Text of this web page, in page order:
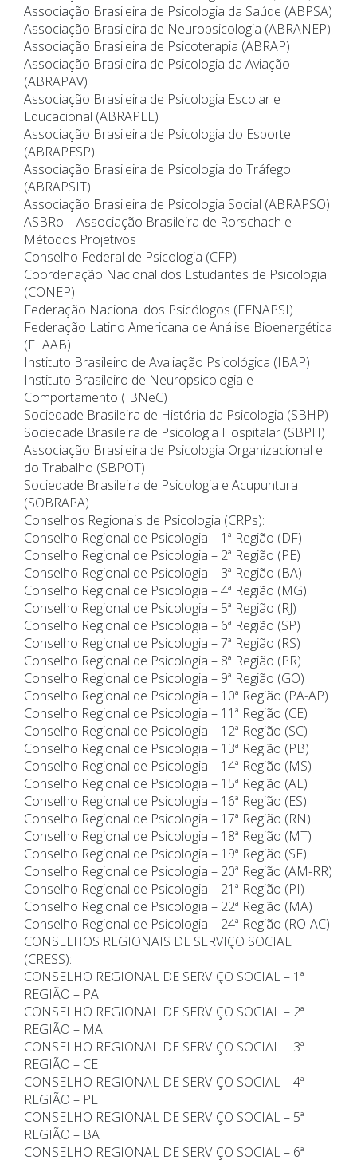
Associação Brasileira de Psicologia da Saúde (ABPSA)
Associação Brasileira de Neuropsicologia (ABRANEP)
Associação Brasileira de Psicoterapia (ABRAP)
Associação Brasileira de Psicologia da Aviação
(ABRAPAV)
Associação Brasileira de Psicologia Escolar e
Educacional (ABRAPEE)
Associação Brasileira de Psicologia do Esporte
(ABRAPESP)
Associação Brasileira de Psicologia do Tráfego
(ABRAPSIT)
Associação Brasileira de Psicologia Social (ABRAPSO)
ASBRo – Associação Brasileira de Rorschach e
Métodos Projetivos
Conselho Federal de Psicologia (CFP)
Coordenação Nacional dos Estudantes de Psicologia
(CONEP)
Federação Nacional dos Psicólogos (FENAPSI)
Federação Latino Americana de Análise Bioenergética
(FLAAB)
Instituto Brasileiro de Avaliação Psicológica (IBAP)
Instituto Brasileiro de Neuropsicologia e
Comportamento (IBNeC)
Sociedade Brasileira de História da Psicologia (SBHP)
Sociedade Brasileira de Psicologia Hospitalar (SBPH)
Associação Brasileira de Psicologia Organizacional e
do Trabalho (SBPOT)
Sociedade Brasileira de Psicologia e Acupuntura
(SOBRAPA)
Conselhos Regionais de Psicologia (CRPs):
Conselho Regional de Psicologia – 1ª Região (DF)
Conselho Regional de Psicologia – 2ª Região (PE)
Conselho Regional de Psicologia – 3ª Região (BA)
Conselho Regional de Psicologia – 4ª Região (MG)
Conselho Regional de Psicologia – 5ª Região (RJ)
Conselho Regional de Psicologia – 6ª Região (SP)
Conselho Regional de Psicologia – 7ª Região (RS)
Conselho Regional de Psicologia – 8ª Região (PR)
Conselho Regional de Psicologia – 9ª Região (GO)
Conselho Regional de Psicologia – 10ª Região (PA-AP)
Conselho Regional de Psicologia – 11ª Região (CE)
Conselho Regional de Psicologia – 12ª Região (SC)
Conselho Regional de Psicologia – 13ª Região (PB)
Conselho Regional de Psicologia – 14ª Região (MS)
Conselho Regional de Psicologia – 15ª Região (AL)
Conselho Regional de Psicologia – 16ª Região (ES)
Conselho Regional de Psicologia – 17ª Região (RN)
Conselho Regional de Psicologia – 18ª Região (MT)
Conselho Regional de Psicologia – 19ª Região (SE)
Conselho Regional de Psicologia – 20ª Região (AM-RR)
Conselho Regional de Psicologia – 21ª Região (PI)
Conselho Regional de Psicologia – 22ª Região (MA)
Conselho Regional de Psicologia – 24ª Região (RO-AC)
CONSELHOS REGIONAIS DE SERVIÇO SOCIAL
(CRESS):
CONSELHO REGIONAL DE SERVIÇO SOCIAL – 1ª
REGIÃO – PA
CONSELHO REGIONAL DE SERVIÇO SOCIAL – 2ª
REGIÃO – MA
CONSELHO REGIONAL DE SERVIÇO SOCIAL – 3ª
REGIÃO – CE
CONSELHO REGIONAL DE SERVIÇO SOCIAL – 4ª
REGIÃO – PE
CONSELHO REGIONAL DE SERVIÇO SOCIAL – 5ª
REGIÃO – BA
CONSELHO REGIONAL DE SERVIÇO SOCIAL – 6ª